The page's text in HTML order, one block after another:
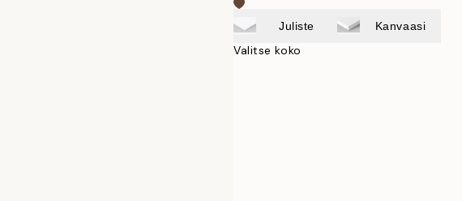
Juliste Kanvaasi
Valitse koko